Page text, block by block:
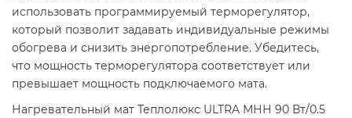
использовать программируемый терморегулятор,
который позволит задавать индивидуальные режимы
обогрева и снизить энергопотребление. Убедитесь,
что мощность терморегулятора соответствует или
превышает мощность подключаемого мата.​
Нагревательный мат Теплолюкс ULTRA МНН 90 Вт/0.5